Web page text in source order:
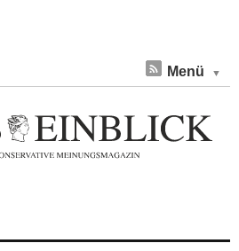
Menü